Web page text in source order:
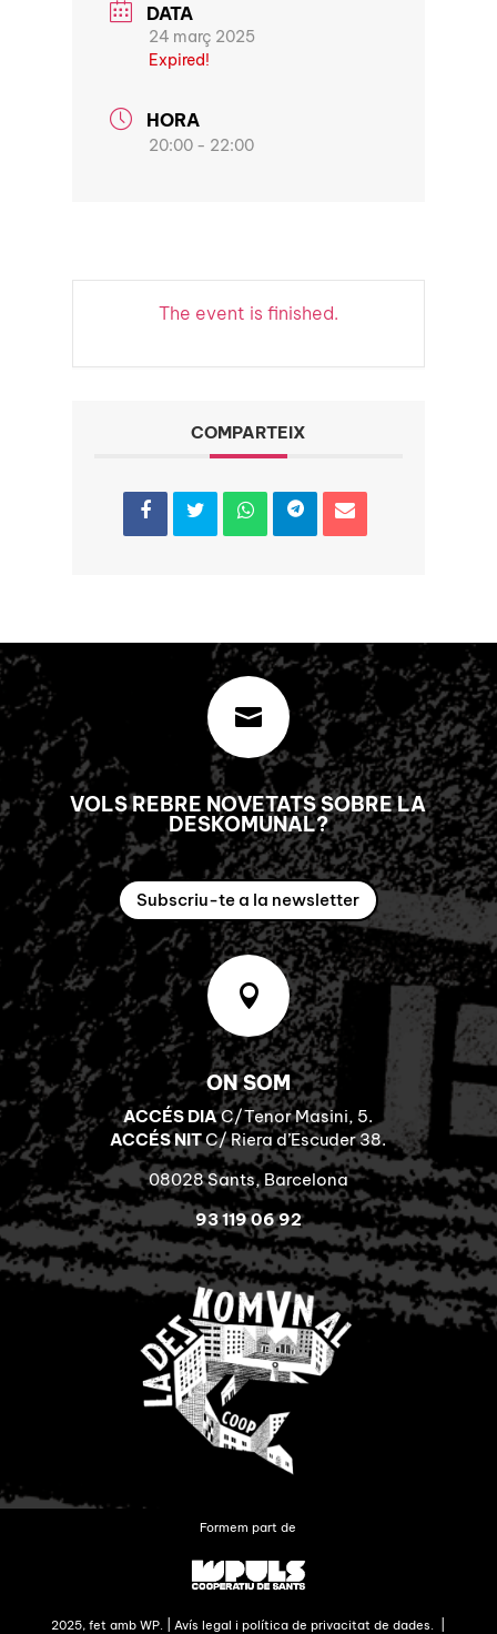
DATA
24 març 2025
Expired!
HORA
20:00 - 22:00
The event is finished.
COMPARTEIX

VOLS REBRE NOVETATS SOBRE LA
DESKOMUNAL?
Subscriu-te a la newsletter

ON SOM
ACCÉS DIAC/Tenor Masini, 5.
ACCÉS NITC/ Riera d’Escuder 38.
08028 Sants, Barcelona
93 119 06 92
Formem part de
2025, fet amb WP. |Avís legal i política de privacitat de dades.